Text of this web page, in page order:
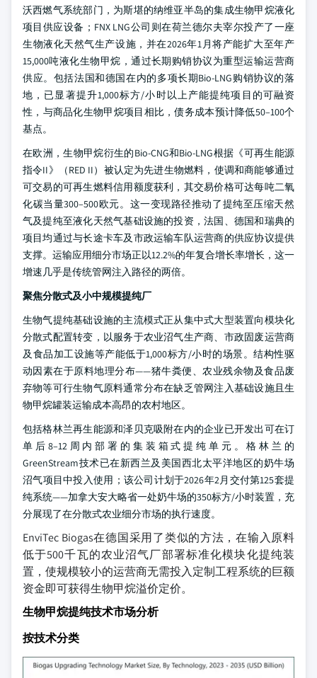
沃西燃气系统部门，为斯堪的纳维亚半岛的集成生物甲烷液化
项目供应设备；FNX LNG公司则在荷兰德尔夫宰尔投产了一座
生物液化天然气生产设施，并在2026年1月将产能扩大至年产
15,000吨液化生物甲烷，通过长期购销协议为重型运输运营商
供应。包括法国和德国在内的多项长期Bio-LNG购销协议的落
地，已显著提升1,000标方/小时以上产能提纯项目的可融资
性，与商品化生物甲烷项目相比，债务成本预计降低50–100个
基点。
在欧洲，生物甲烷衍生的Bio-CNG和Bio-LNG根据《可再生能源
指令II》（RED II）被认定为先进生物燃料，使调和商能够通过
可交易的可再生燃料信用额度获利，其交易价格可达每吨二氧
化碳当量300–500欧元。这一变现路径推动了提纯至压缩天然
气及提纯至液化天然气基础设施的投资，法国、德国和瑞典的
项目均通过与长途卡车及市政运输车队运营商的供应协议提供
支撑。运输应用细分市场正以12.2%的年复合增长率增长，这一
增速几乎是传统管网注入路径的两倍。
聚焦分散式及小中规模提纯厂
生物气提纯基础设施的主流模式正从集中式大型装置向模块化
分散式配置转变，以服务于农业沼气生产商、市政固废运营商
及食品加工设施等产能低于1,000标方/小时的场景。结构性驱
动因素在于原料地理分布——猪牛粪便、农业残余物及食品废
弃物等可行生物气原料通常分布在缺乏管网注入基础设施且生
物甲烷罐装运输成本高昂的农村地区。
包括格林兰再生能源和泽贝克吸附在内的企业已开发出可在订
单后8–12周内部署的集装箱式提纯单元。格林兰的
GreenStream技术已在新西兰及美国西北太平洋地区的奶牛场
沼气项目中投入使用；该公司计划于2026年2月交付第125套提
纯系统——加拿大安大略省一处奶牛场的350标方/小时装置，充
分展现了在分散式农业细分市场的执行速度。
EnviTec Biogas在德国采用了类似的方法，在输入原料
低于500千瓦的农业沼气厂部署标准化模块化提纯装
置，使规模较小的运营商无需投入定制工程系统的巨额
资金即可获得生物甲烷溢价定价。
生物甲烷提纯技术市场分析
按技术分类